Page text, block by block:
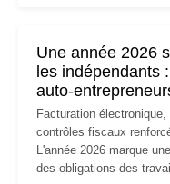
Une année 2026
les indépendants
auto-
Facturation
contrôles fiscaux
L'année 2026 marque
des obligations des